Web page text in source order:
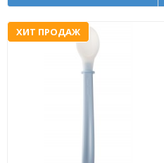
ХИТ ПРОДАЖ